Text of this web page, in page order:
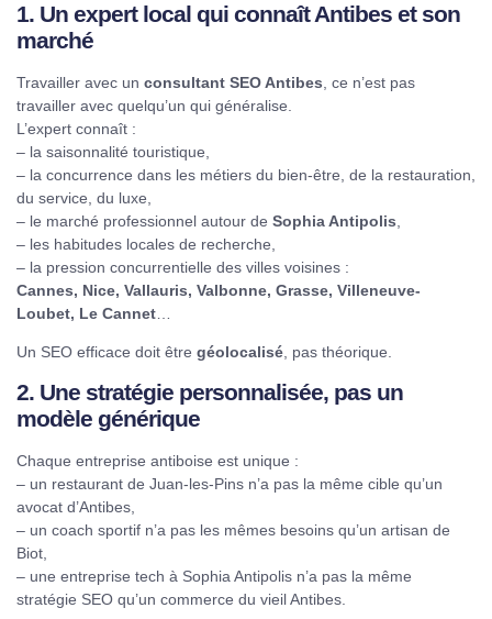
1. Un expert local qui connaît Antibes et son
marché
Travailler avec un consultant SEO Antibes , ce n’est pas
travailler avec quelqu’un qui généralise.
L’expert connaît :
– la saisonnalité touristique,
– la concurrence dans les métiers du bien-être, de la restauration,
du service, du luxe,
– le marché professionnel autour de Sophia Antipolis
– les habitudes locales de recherche,
– la pression concurrentielle des villes voisines :
Cannes, Nice, Vallauris, Valbonne, Grasse, Villeneuve-
Loubet, Le Cannet
Un SEO efficace doit être géolocalisé , pas théorique.
2. Une stratégie personnalisée, pas un
modèle générique
Chaque entreprise antiboise est unique :
– un restaurant de Juan-les-Pins n’a pas la même cible qu’un
avocat d’Antibes,
– un coach sportif n’a pas les mêmes besoins qu’un artisan de
Biot,
– une entreprise tech à Sophia Antipolis n’a pas la même
stratégie SEO qu’un commerce du vieil Antibes.